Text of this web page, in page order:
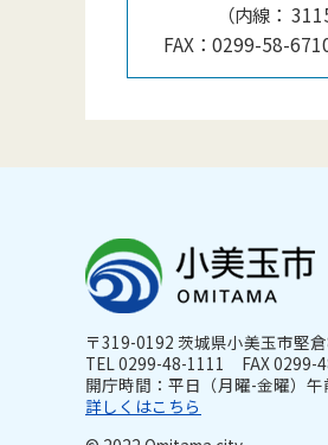
（内線 ：
FAX： 0299-58-
〒319-0192 茨城県小美玉市堅
TEL 0299-48-1111 FAX 0299-
開庁時間：平日（月曜-金曜）
詳しくはこちら